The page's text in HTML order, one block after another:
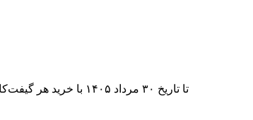
تا تاریخ ۳۰ مرداد ۱۴۰۵ با خرید هر گیفت‌کارت، ۲۰ درصد تخفیف اشتراک اپ‌استور مک نید را دریافت کنید.